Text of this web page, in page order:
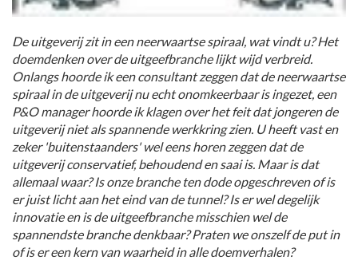
De uitgeverij zit in een neerwaartse spiraal, wat vindt u? Het
doemdenken over de uitgeefbranche lijkt wijd verbreid.
Onlangs hoorde ik een consultant zeggen dat de neerwaartse
spiraal in de uitgeverij nu echt onomkeerbaar is ingezet, een
P&O manager hoorde ik klagen over het feit dat jongeren de
uitgeverij niet als spannende werkkring zien. U heeft vast en
zeker 'buitenstaanders' wel eens horen zeggen dat de
uitgeverij conservatief, behoudend en saai is. Maar is dat
allemaal waar? Is onze branche ten dode opgeschreven of is
er juist licht aan het eind van de tunnel? Is er wel degelijk
innovatie en is de uitgeefbranche misschien wel de
spannendste branche denkbaar? Praten we onszelf de put in
of is er een kern van waarheid in alle doemverhalen?